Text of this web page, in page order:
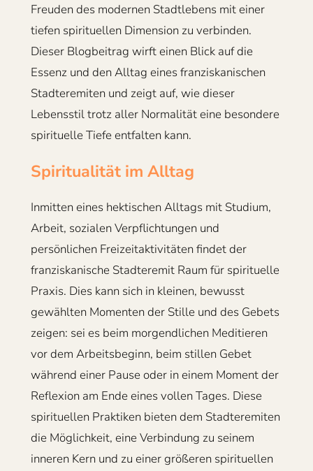
Freuden des modernen Stadtlebens mit einer
tiefen spirituellen Dimension zu verbinden.
Dieser Blogbeitrag wirft einen Blick auf die
Essenz und den Alltag eines franziskanischen
Stadteremiten und zeigt auf, wie dieser
Lebensstil trotz aller Normalität eine besondere
spirituelle Tiefe entfalten kann.
Spiritualität im Alltag
Inmitten eines hektischen Alltags mit Studium,
Arbeit, sozialen Verpflichtungen und
persönlichen Freizeitaktivitäten findet der
franziskanische Stadteremit Raum für spirituelle
Praxis. Dies kann sich in kleinen, bewusst
gewählten Momenten der Stille und des Gebets
zeigen: sei es beim morgendlichen Meditieren
vor dem Arbeitsbeginn, beim stillen Gebet
während einer Pause oder in einem Moment der
Reflexion am Ende eines vollen Tages. Diese
spirituellen Praktiken bieten dem Stadteremiten
die Möglichkeit, eine Verbindung zu seinem
inneren Kern und zu einer größeren spirituellen